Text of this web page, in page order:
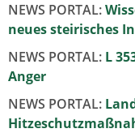
NEWS PORTAL:
neues steirisches
NEWS PORTAL: L
Anger
NEWS PORTAL: